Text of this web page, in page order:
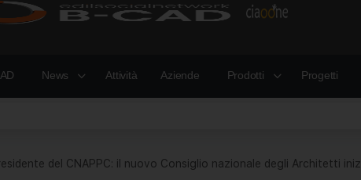
News Attività Aziende Prodotti Progetti
del CNAPPC: il nuovo Consiglio nazionale degli Architetti